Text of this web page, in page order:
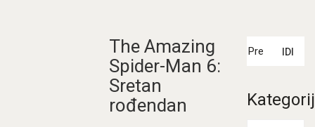
The Amazing
Spider-Man 6:
Sretan
rođendan
IDI